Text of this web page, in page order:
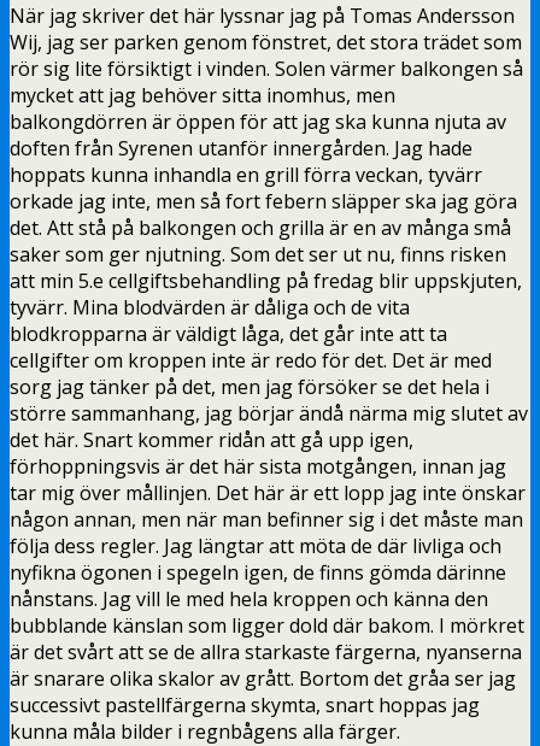
När jag skriver det här lyssnar jag på Tomas Andersson
Wij, jag ser parken genom fönstret, det stora trädet som
rör sig lite försiktigt i vinden. Solen värmer balkongen så
mycket att jag behöver sitta inomhus, men
balkongdörren är öppen för att jag ska kunna njuta av
doften från Syrenen utanför innergården. Jag hade
hoppats kunna inhandla en grill förra veckan, tyvärr
orkade jag inte, men så fort febern släpper ska jag göra
det. Att stå på balkongen och grilla är en av många små
saker som ger njutning. Som det ser ut nu, finns risken
att min 5.e cellgiftsbehandling på fredag blir uppskjuten,
tyvärr. Mina blodvärden är dåliga och de vita
blodkropparna är väldigt låga, det går inte att ta
cellgifter om kroppen inte är redo för det. Det är med
sorg jag tänker på det, men jag försöker se det hela i
större sammanhang, jag börjar ändå närma mig slutet av
det här. Snart kommer ridån att gå upp igen,
förhoppningsvis är det här sista motgången, innan jag
tar mig över mållinjen. Det här är ett lopp jag inte önskar
någon annan, men när man befinner sig i det måste man
följa dess regler. Jag längtar att möta de där livliga och
nyfikna ögonen i spegeln igen, de finns gömda därinne
nånstans. Jag vill le med hela kroppen och känna den
bubblande känslan som ligger dold där bakom. I mörkret
är det svårt att se de allra starkaste färgerna, nyanserna
är snarare olika skalor av grått. Bortom det gråa ser jag
successivt pastellfärgerna skymta, snart hoppas jag
kunna måla bilder i regnbågens alla färger.